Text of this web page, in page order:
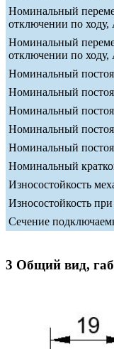
Номинальный
отключении по ходу,
Номинальный
отключении по ходу,
Номинальный
Номинальный
Номинальный
Номинальный
Номинальный
Номинальный
Износостойкость
Износостойкость
Сечение
3 Общий вид,